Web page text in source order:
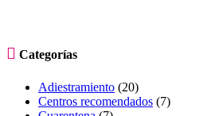
 Categorías
Adiestramiento (20)
Centros recomendados (7)